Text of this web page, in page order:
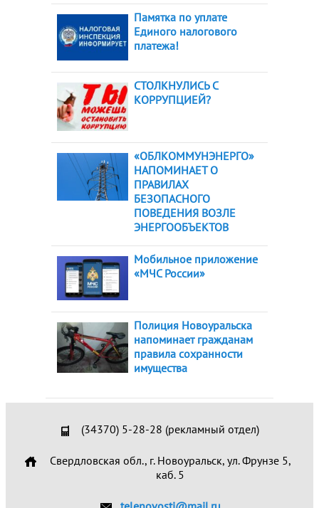
Памятка по уплате
Единого налогового
платежа!
СТОЛКНУЛИСЬ С
КОРРУПЦИЕЙ?
«ОБЛКОММУНЭНЕРГО»
НАПОМИНАЕТ О
ПРАВИЛАХ
БЕЗОПАСНОГО
ПОВЕДЕНИЯ ВОЗЛЕ
ЭНЕРГООБЪЕКТОВ
Мобильное приложение
«МЧС России»
Полиция Новоуральска
напоминает гражданам
правила сохранности
имущества
(34370) 5-28-28 (рекламный отдел)
Свердловская обл., г. Новоуральск, ул. Фрунзе 5,
каб. 5